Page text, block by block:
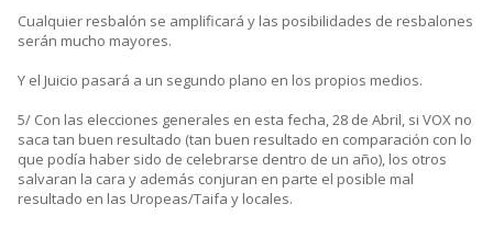
Cualquier resbalón se amplificará y las posibilidades de resbalones
serán mucho mayores.
Y el Juicio pasará a un segundo plano en los propios medios.
5/ Con las elecciones generales en esta fecha, 28 de Abril, si VOX no
saca tan buen resultado (tan buen resultado en comparación con lo
que podía haber sido de celebrarse dentro de un año), los otros
salvaran la cara y además conjuran en parte el posible mal
resultado en las Uropeas/Taifa y locales.